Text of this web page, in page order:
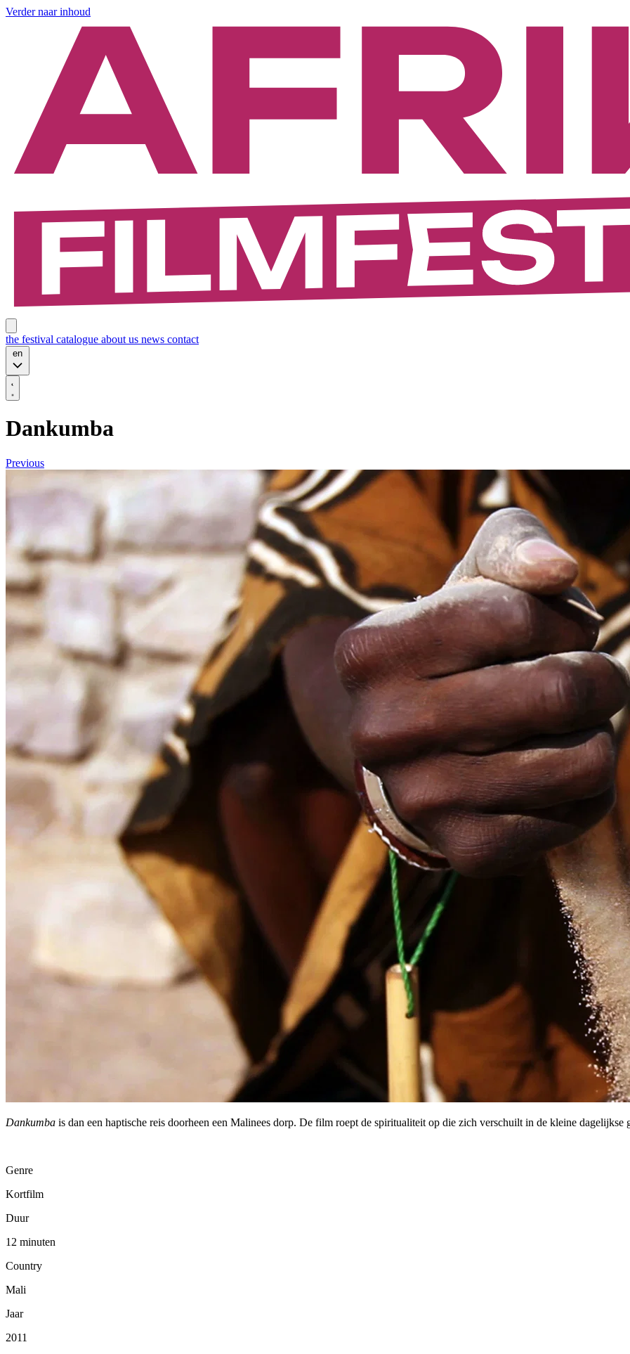
Verder naar inhoud
the festival catalogue about us news contact
en
Dankumba
Previous
Dankumba is dan een haptische reis doorheen een Malinees dorp. De film roept de spiritualiteit op die zich verschuilt in de kleine dagelijkse
Genre
Kortfilm
Duur
12 minuten
Country
Mali
Jaar
2011